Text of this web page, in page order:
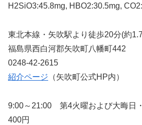
H2SiO3:45.8mg, HBO2:30.5mg,
東北本線・矢吹駅より徒歩20分(約
福島県西白河郡矢吹町八幡町442
0248-42-2615
紹介ページ （矢吹町公式HP内）
9:00～21:00 第4火曜および大晦日
400円